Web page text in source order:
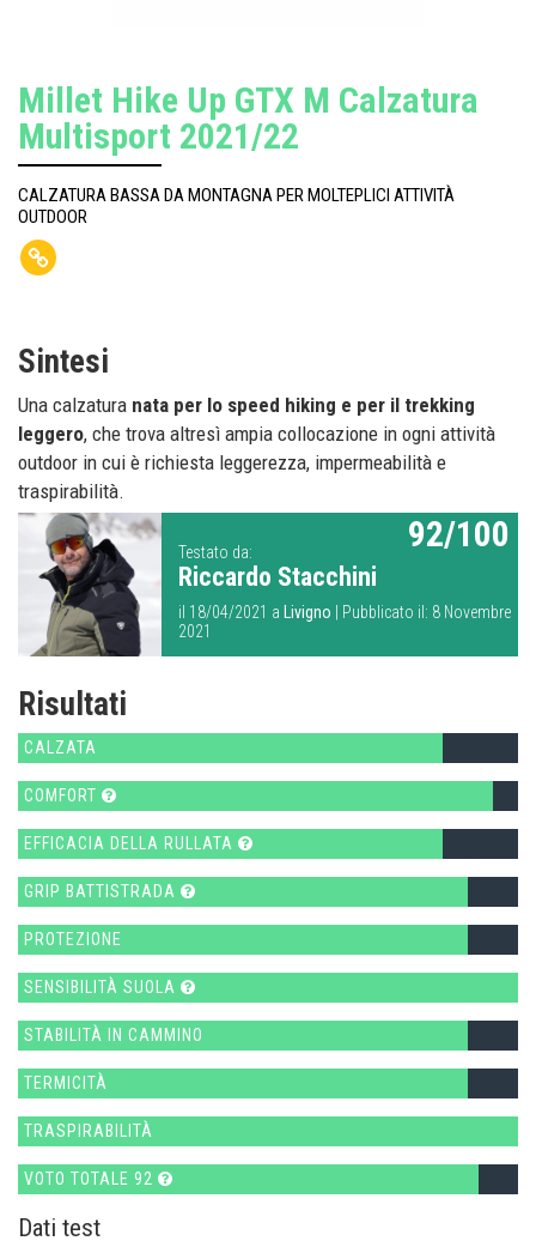
Millet Hike Up GTX M Calzatura
Multisport 2021/22
CALZATURA BASSA DA MONTAGNA PER MOLTEPLICI ATTIVITÀ
OUTDOOR
Sintesi
Una calzatura nata per lo speed hiking e per il trekking
leggero, che trova altresì ampia collocazione in ogni attività
outdoor in cui è richiesta leggerezza, impermeabilità e
traspirabilità.
Testato da:
Riccardo Stacchini
il 18/04/2021 a Livigno | Pubblicato il: 8 Novembre
2021
92/100
Risultati
CALZATA
COMFORT
EFFICACIA DELLA RULLATA
GRIP BATTISTRADA
PROTEZIONE
SENSIBILITÀ SUOLA
STABILITÀ IN CAMMINO
TERMICITÀ
TRASPIRABILITÀ
VOTO TOTALE 92
Dati test